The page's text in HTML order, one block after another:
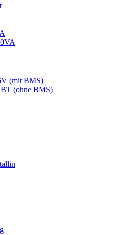
(mit BMS)
(ohne BMS)